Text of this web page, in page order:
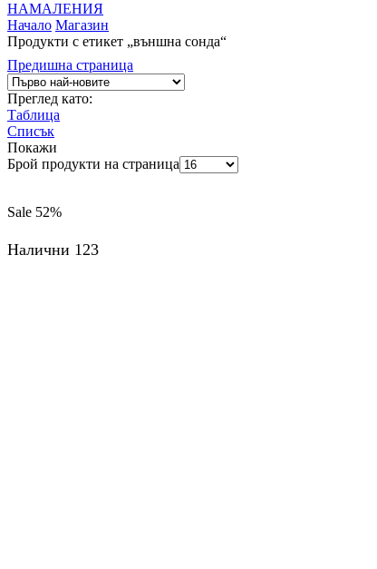
НАМАЛЕНИЯ
Начало Магазин
Продукти с етикет „външна сонда“
Предишна страница
Преглед като:
Таблица
Списък
Покажи
Брой продукти на страница
Sale 52%
Налични 123